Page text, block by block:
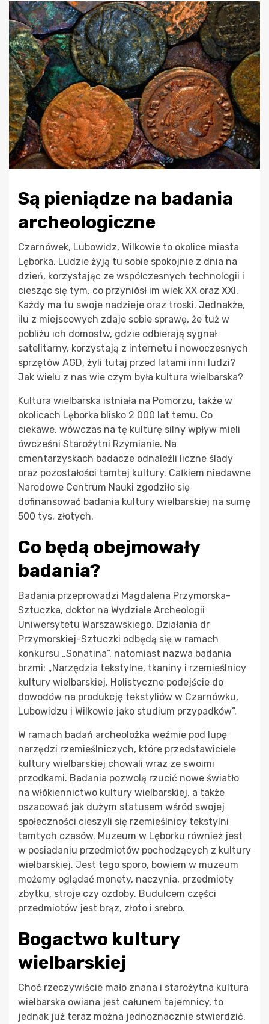
Są pieniądze na badania
archeologiczne
Czarnówek, Lubowidz, Wilkowie to okolice miasta
Lęborka. Ludzie żyją tu sobie spokojnie z dnia na
dzień, korzystając ze współczesnych technologii i
ciesząc się tym, co przyniósł im wiek XX oraz XXI.
Każdy ma tu swoje nadzieje oraz troski. Jednakże,
ilu z miejscowych zdaje sobie sprawę, że tuż w
pobliżu ich domostw, gdzie odbierają sygnał
satelitarny, korzystają z internetu i nowoczesnych
sprzętów AGD, żyli tutaj przed latami inni ludzi?
Jak wielu z nas wie czym była kultura wielbarska?
Kultura wielbarska istniała na Pomorzu, także w
okolicach Lęborka blisko 2 000 lat temu. Co
ciekawe, wówczas na tę kulturę silny wpływ mieli
ówcześni Starożytni Rzymianie. Na
cmentarzyskach badacze odnaleźli liczne ślady
oraz pozostałości tamtej kultury. Całkiem niedawne
Narodowe Centrum Nauki zgodziło się
dofinansować badania kultury wielbarskiej na sumę
500 tys. złotych.
Co będą obejmowały
badania?
Badania przeprowadzi Magdalena Przymorska-
Sztuczka, doktor na Wydziale Archeologii
Uniwersytetu Warszawskiego. Działania dr
Przymorskiej-Sztuczki odbędą się w ramach
konkursu „Sonatina”, natomiast nazwa badania
brzmi: „Narzędzia tekstylne, tkaniny i rzemieślnicy
kultury wielbarskiej. Holistyczne podejście do
dowodów na produkcję tekstyliów w Czarnówku,
Lubowidzu i Wilkowie jako studium przypadków”.
W ramach badań archeolożka weźmie pod lupę
narzędzi rzemieślniczych, które przedstawiciele
kultury wielbarskiej chowali wraz ze swoimi
przodkami. Badania pozwolą rzucić nowe światło
na włókiennictwo kultury wielbarskiej, a także
oszacować jak dużym statusem wśród swojej
społeczności cieszyli się rzemieślnicy tekstylni
tamtych czasów. Muzeum w Lęborku również jest
w posiadaniu przedmiotów pochodzących z kultury
wielbarskiej. Jest tego sporo, bowiem w muzeum
możemy oglądać monety, naczynia, przedmioty
zbytku, stroje czy ozdoby. Budulcem części
przedmiotów jest brąz, złoto i srebro.
Bogactwo kultury
wielbarskiej
Choć rzeczywiście mało znana i starożytna kultura
wielbarska owiana jest całunem tajemnicy, to
jednak już teraz można jednoznacznie stwierdzić,